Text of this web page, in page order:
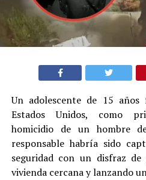
Un adolescente de 15
Estados Unidos, como
homicidio de un hombre
responsable habría sido
seguridad con un disfraz de
vivienda cercana y lanzando